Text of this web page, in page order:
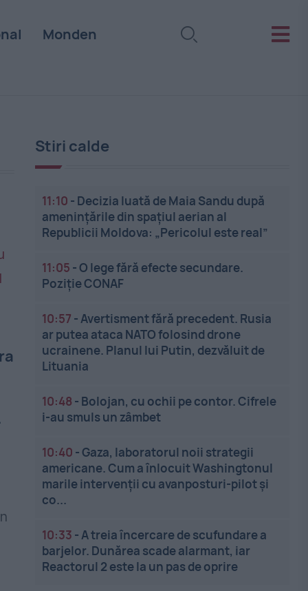
Monden
Stiri calde
11:10 - Decizia luată de Maia Sandu după
amenințările din spațiul aerian al
Republicii Moldova: „Pericolul este real”
11:05 -O lege fără efecte secundare.
Poziție CONAF
10:57 -Avertisment fără precedent. Rusia
ar putea ataca NATO folosind drone
ucrainene. Planul lui Putin, dezvăluit de
Lituania
10:48 - Bolojan, cu ochii pe contor. Cifrele
i-au smuls un zâmbet
10:40 -Gaza, laboratorul noii strategii
americane. Cum a înlocuit Washingtonul
marile intervenții cu avanposturi-pilot și
co...
10:33 -A treia încercare de scufundare a
barjelor. Dunărea scade alarmant, iar
Reactorul 2 este la un pas de oprire